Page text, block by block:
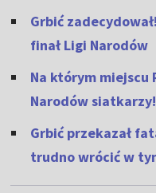
Grbić
finał Ligi Narodów
Na którym miejscu
Narodów siatkarzy!
Grbić przekazał
trudno wrócić w